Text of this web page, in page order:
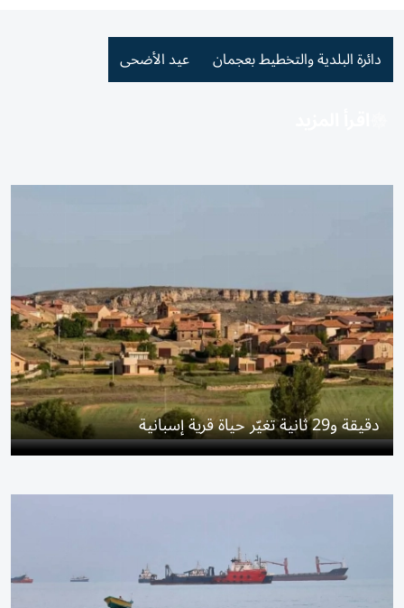
دائرة البلدية والتخطيط بعجمان عيد الأضحى
دقيقة و29 ثانية تغيّر حياة قرية إسبانية